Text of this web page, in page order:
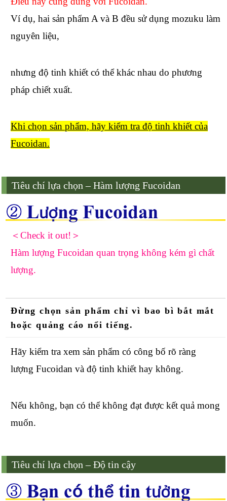
Ví dụ, hai sản phẩm A và B đều sử dụng mozuku làm
nguyên liệu,
nhưng độ tinh khiết có thể khác nhau do phương
pháp chiết xuất.
Khi chọn sản phẩm, hãy kiểm tra độ tinh khiết của
Fucoidan.
Tiêu chí lựa chọn – Hàm lượng Fucoidan
＜Check it out!＞
Hàm lượng Fucoidan quan trọng không kém gì chất
lượng.
Đừng chọn sản phẩm chỉ vì bao bì bắt mắt
hoặc quảng cáo nổi tiếng.
Hãy kiểm tra xem sản phẩm có công bố rõ ràng
lượng Fucoidan và độ tinh khiết hay không.
Nếu không, bạn có thể không đạt được kết quả mong
muốn.
Tiêu chí lựa chọn – Độ tin cậy